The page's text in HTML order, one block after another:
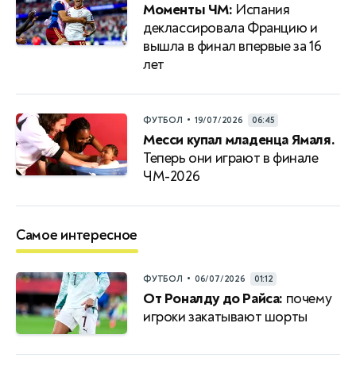
Моменты ЧМ: Испания
деклассировала Францию и
вышла в финал впервые за 16
лет
ФУТБОЛ • 19/07/2026 06:45
Месси купал младенца Ямаля.
Теперь они играют в финале
ЧМ-2026
Самое интересное
ФУТБОЛ • 06/07/2026 01:12
От Роналду до Райса: почему
игроки закатывают шорты